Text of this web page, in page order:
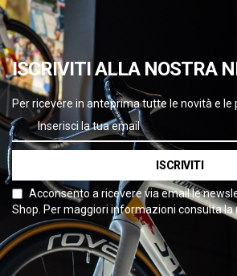
ISCRIVITI ALLA NOSTRA
Per ricevere in anteprima tutte le novità e le
ISCRIVITI
Acconsento a ricevere via email le
Shop. Per maggiori informazioni consulta la